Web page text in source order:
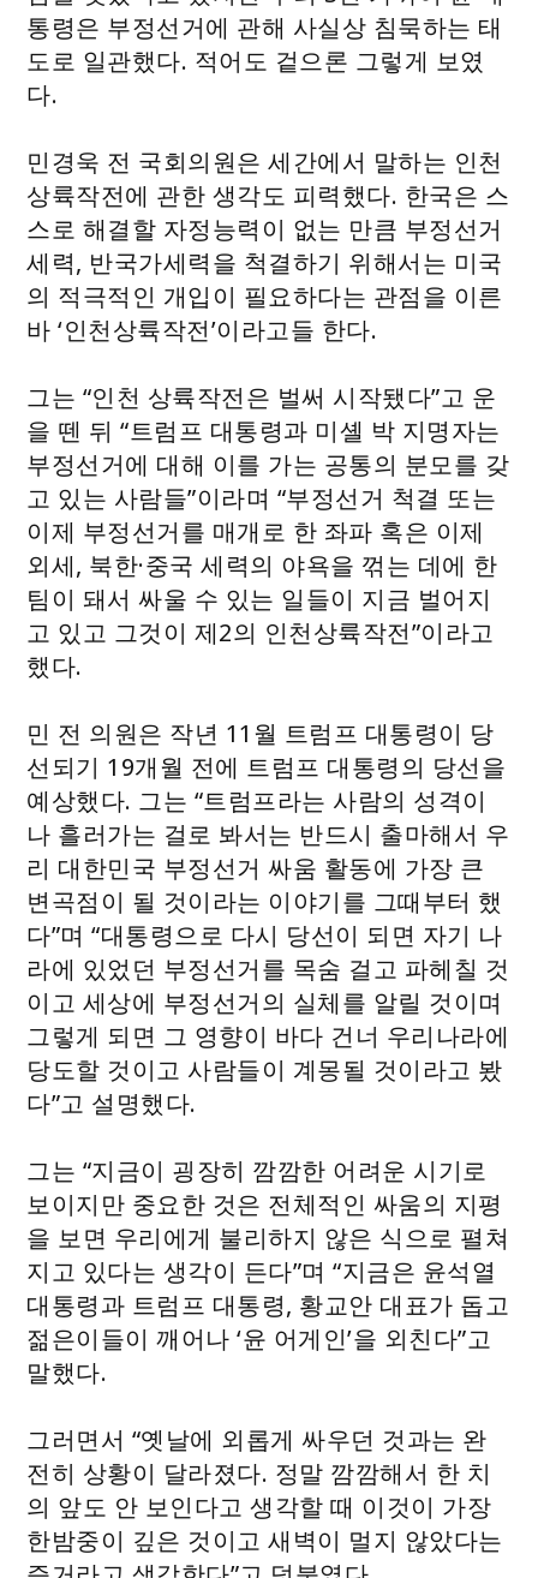
통령은 부정선거에 관해 사실상 침묵하는 태
도로 일관했다. 적어도 겉으론 그렇게 보였
다.
민경욱 전 국회의원은 세간에서 말하는 인천
상륙작전에 관한 생각도 피력했다. 한국은 스
스로 해결할 자정능력이 없는 만큼 부정선거
세력, 반국가세력을 척결하기 위해서는 미국
의 적극적인 개입이 필요하다는 관점을 이른
바 ‘인천상륙작전’이라고들 한다.
그는 “인천 상륙작전은 벌써 시작됐다”고 운
을 뗀 뒤 “트럼프 대통령과 미셸 박 지명자는
부정선거에 대해 이를 가는 공통의 분모를 갖
고 있는 사람들”이라며 “부정선거 척결 또는
이제 부정선거를 매개로 한 좌파 혹은 이제
외세, 북한·중국 세력의 야욕을 꺾는 데에 한
팀이 돼서 싸울 수 있는 일들이 지금 벌어지
고 있고 그것이 제2의 인천상륙작전”이라고
했다.
민 전 의원은 작년 11월 트럼프 대통령이 당
선되기 19개월 전에 트럼프 대통령의 당선을
예상했다. 그는 “트럼프라는 사람의 성격이
나 흘러가는 걸로 봐서는 반드시 출마해서 우
리 대한민국 부정선거 싸움 활동에 가장 큰
변곡점이 될 것이라는 이야기를 그때부터 했
다”며 “대통령으로 다시 당선이 되면 자기 나
라에 있었던 부정선거를 목숨 걸고 파헤칠 것
이고 세상에 부정선거의 실체를 알릴 것이며
그렇게 되면 그 영향이 바다 건너 우리나라에
당도할 것이고 사람들이 계몽될 것이라고 봤
다”고 설명했다.
그는 “지금이 굉장히 깜깜한 어려운 시기로
보이지만 중요한 것은 전체적인 싸움의 지평
을 보면 우리에게 불리하지 않은 식으로 펼쳐
지고 있다는 생각이 든다”며 “지금은 윤석열
대통령과 트럼프 대통령, 황교안 대표가 돕고
젊은이들이 깨어나 ‘윤 어게인’을 외친다”고
말했다.
그러면서 “옛날에 외롭게 싸우던 것과는 완
전히 상황이 달라졌다. 정말 깜깜해서 한 치
의 앞도 안 보인다고 생각할 때 이것이 가장
한밤중이 깊은 것이고 새벽이 멀지 않았다는